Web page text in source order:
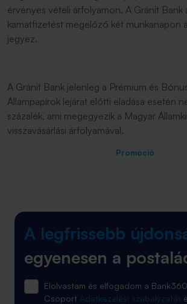
érvényes vételi árfolyamon. A Gránit Bank
kamatfizetést megelőző két munkanapon
jegyez.
A Gránit Bank jelenleg a Prémium és
Állampapírok lejárat előtti eladása esetén
százalék, ami megegyezik a Magyar
visszavásárlási árfolyamával.
Promóció
A legfrissebb
egyenesen a
Elolvastam és elfogadom a Bank360
Csoport Adatkezelési szabályzatát